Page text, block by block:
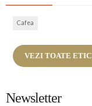
Cafea
VEZI TOATE
Newsletter